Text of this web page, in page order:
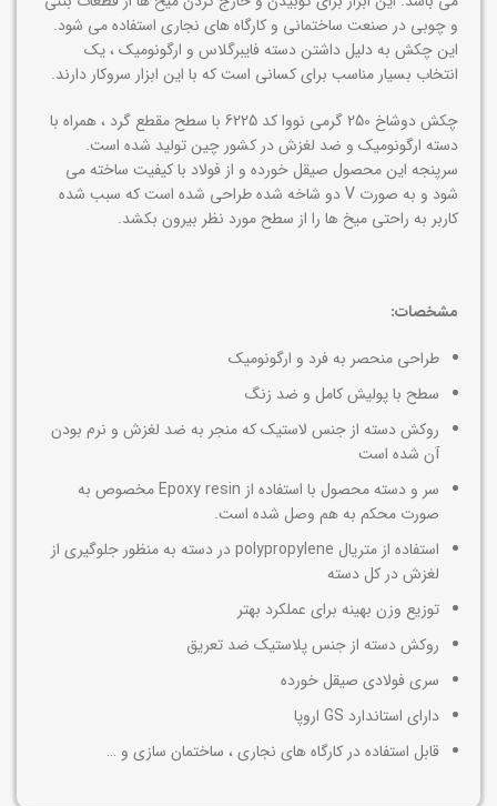
و چوبی در صنعت ساختمانی و کارگاه های نجاری استفاده می شود.
این چکش به دلیل داشتن دسته فایبرگلاس و ارگونومیک ، یک
انتخاب بسیار مناسب برای کسانی است که با این ابزار سروکار دارند.
چکش دوشاخ 250 گرمی نووا کد 6225 با سطح مقطع گرد ، همراه با
دسته ارگونومیک و ضد لغزش در کشور چین تولید شده است.
سرپنجه این محصول صیقل‌ خورده و از فولاد با کیفیت ساخته می
شود و به صورت V دو شاخه شده طراحی شده است که سبب شده
کاربر به راحتی میخ ها را از سطح مورد نظر بیرون بکشد.
مشخصات:
طراحی منحصر به فرد و ارگونومیک
سطح با پولیش کامل و ضد زنگ
روکش دسته از جنس لاستیک که منجر به ضد لغزش و نرم بودن
آن شده است
سر و دسته محصول با استفاده از Epoxy resin مخصوص به
صورت محکم به هم وصل شده است.
استفاده از متریال polypropylene در دسته به منظور جلوگیری از
لغزش در کل دسته
توزیع وزن بهینه برای عملکرد بهتر
روکش دسته از جنس پلاستیک ضد تعریق
سری فولادی صیقل‌ خورده
دارای استاندارد GS اروپا
قابل استفاده در کارگاه های نجاری ، ساختمان سازی و …